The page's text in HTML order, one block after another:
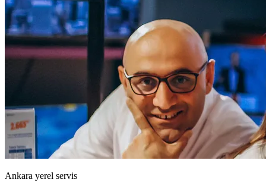
Ankara yerel servis